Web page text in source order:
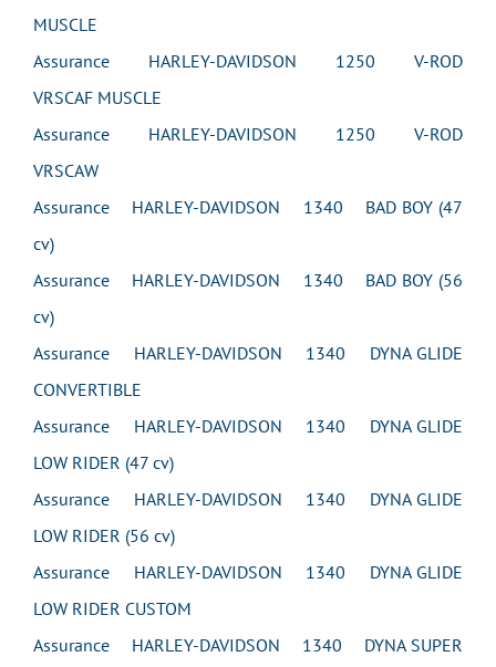
MUSCLE
Assurance HARLEY-DAVIDSON 1250 V-ROD
VRSCAF MUSCLE
Assurance HARLEY-DAVIDSON 1250 V-ROD
VRSCAW
Assurance HARLEY-DAVIDSON 1340 BAD BOY (47
cv)
Assurance HARLEY-DAVIDSON 1340 BAD BOY (56
cv)
Assurance HARLEY-DAVIDSON 1340 DYNA GLIDE
CONVERTIBLE
Assurance HARLEY-DAVIDSON 1340 DYNA GLIDE
LOW RIDER (47 cv)
Assurance HARLEY-DAVIDSON 1340 DYNA GLIDE
LOW RIDER (56 cv)
Assurance HARLEY-DAVIDSON 1340 DYNA GLIDE
LOW RIDER CUSTOM
Assurance HARLEY-DAVIDSON 1340 DYNA SUPER